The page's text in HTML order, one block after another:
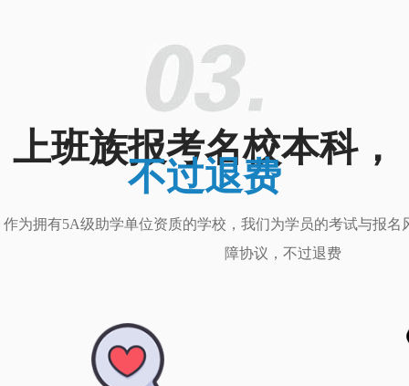
上班族报考名校本科，
不过退费
作为拥有5A级助学单位资质的学校，我们为学员的考试与报名
障协议，不过退费